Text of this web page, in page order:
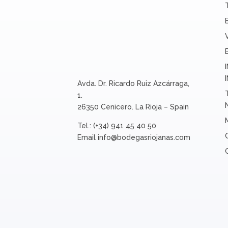
Avda. Dr. Ricardo Ruiz Azcárraga,
1.
26350 Cenicero. La Rioja – Spain
Tel.: (+34) 941 45 40 50
Email info@bodegasriojanas.com